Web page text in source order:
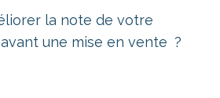
la note de votre
une mise en vente ?